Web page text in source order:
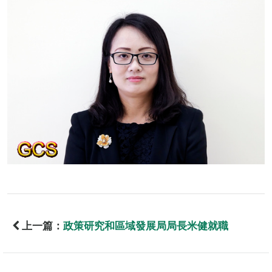
上一篇： 政策研究和區域發展局局長米健就職